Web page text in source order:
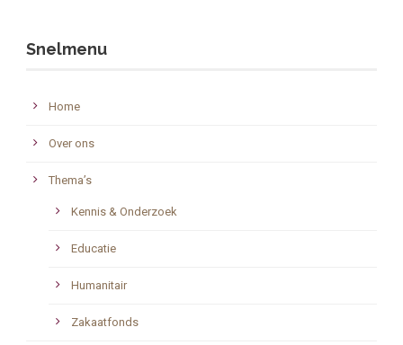
Snelmenu
Home
Over ons
Thema’s
Kennis & Onderzoek
Educatie
Humanitair
Zakaatfonds